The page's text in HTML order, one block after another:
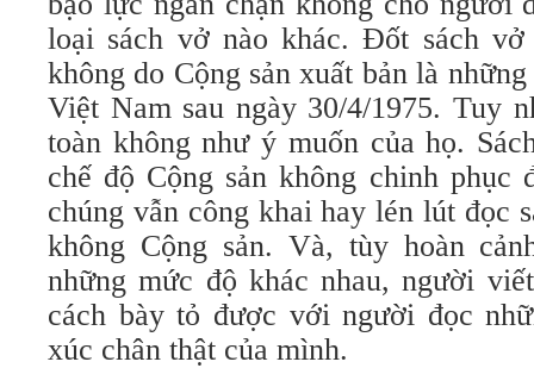
loại sách vở nào khác. Ðốt sách
không do Cộng sản xuất bản là
Việt Nam sau ngày 30/4/1975. Tuy
toàn không như ý muốn của họ.
chế độ Cộng sản không chinh phục
chúng vẫn công khai hay lén lút đọc
không Cộng sản. Và, tùy hoàn
những mức độ khác nhau, người
cách bày tỏ được với người đọc
xúc chân thật của mình.